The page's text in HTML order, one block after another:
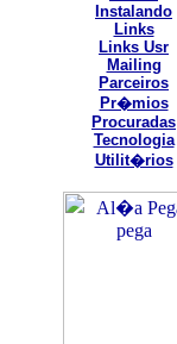
Instalando
Links
Links Usr
Mailing
Parceiros
Pr�mios
Procuradas
Tecnologia
Utilit�rios